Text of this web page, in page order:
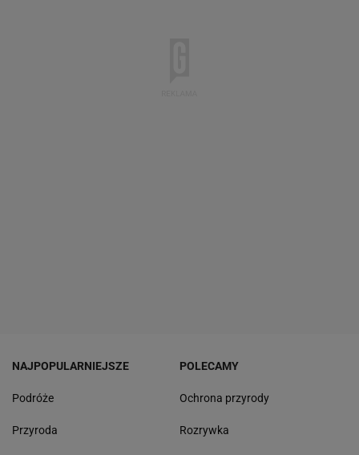
NAJPOPULARNIEJSZE
Podróże
Przyroda
POLECAMY
Ochrona przyrody
Rozrywka